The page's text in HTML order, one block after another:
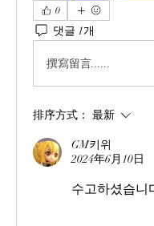
0
댓글 1개
撰寫留言......
排序方式： 最新
GM키위
2024年6月10日
수고하셨습니